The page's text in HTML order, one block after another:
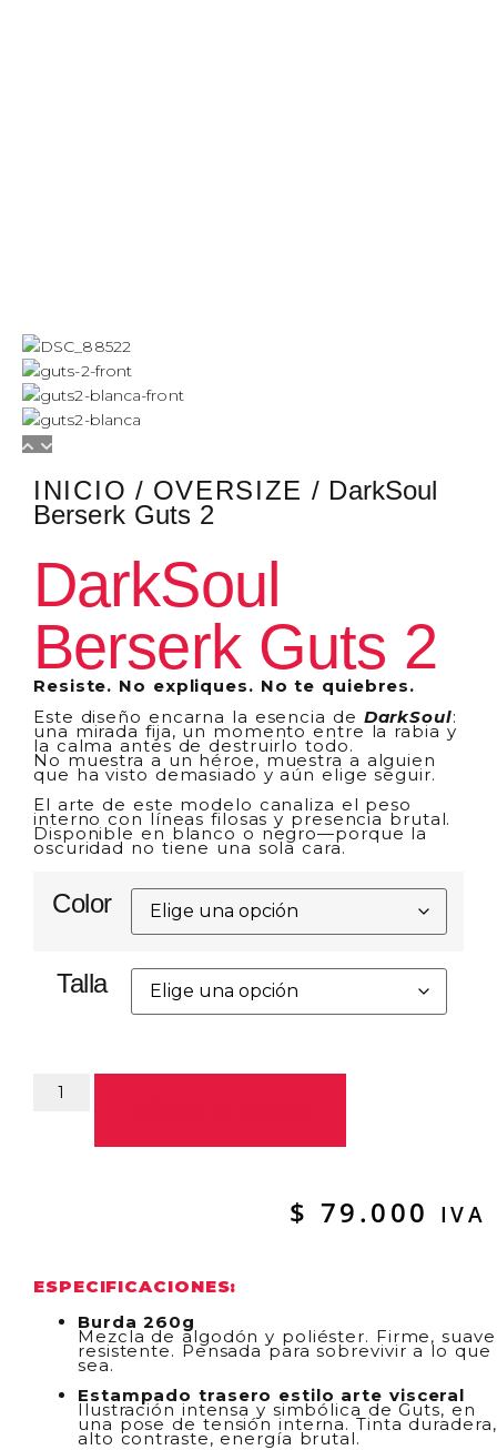
INICIO / OVERSIZE / DarkSoul
Berserk Guts 2
DarkSoul
Berserk Guts 2
Resiste. No expliques. No te quiebres.
Este diseño encarna la esencia de DarkSoul:
una mirada fija, un momento entre la rabia y
la calma antes de destruirlo todo.
No muestra a un héroe, muestra a alguien
que ha visto demasiado y aún elige seguir.
El arte de este modelo canaliza el peso
interno con líneas filosas y presencia brutal.
Disponible en blanco o negro—porque la
oscuridad no tiene una sola cara.
Color
Talla
$ 79.000 IVA
ESPECIFICACIONES:
Burda 260g
Mezcla de algodón y poliéster. Firme,
resistente. Pensada para sobrevivir a lo que
sea.
Estampado trasero estilo arte visceral
Ilustración intensa y simbólica de Guts, en
una pose de tensión interna. Tinta duradera,
alto contraste, energía brutal.